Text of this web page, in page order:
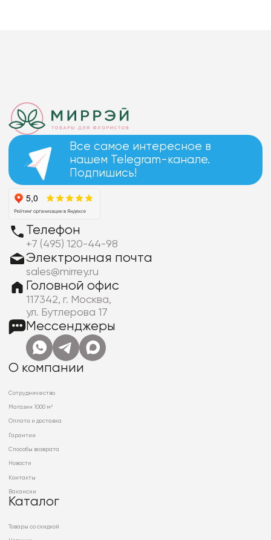
Все самое интересное в
нашем Telegram-канале.
Подпишись!
Телефон
+7 (495) 120-44-98
Электронная почта
sales@mirrey.ru
Головной офис
117342, г. Москва,
ул. Бутлерова 17
Мессенджеры
О компании
Сотрудничество
Магазин 1000 м²
Оплата и доставка
Гарантии
Способы возврата
Новости
Контакты
Вакансии
Каталог
Товары со скидкой